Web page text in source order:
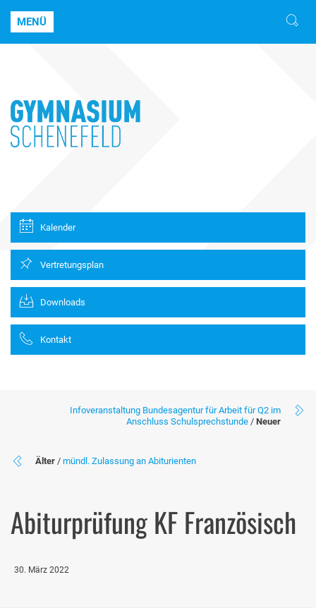
MENÜ
Kalender
Vertretungsplan
Downloads
Kontakt
Infoveranstaltung Bundesagentur für Arbeit für Q2 im
Anschluss Schulsprechstunde / Neuer
Älter / mündl. Zulassung an Abiturienten
Abiturprüfung KF Französisch
30. März 2022